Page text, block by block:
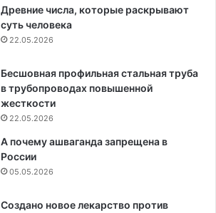
Древние числа, которые раскрывают
суть человека
22.05.2026
Бесшовная профильная стальная труба
в трубопроводах повышенной
жесткости
22.05.2026
А почему ашваганда запрещена в
России
05.05.2026
Создано новое лекарство против